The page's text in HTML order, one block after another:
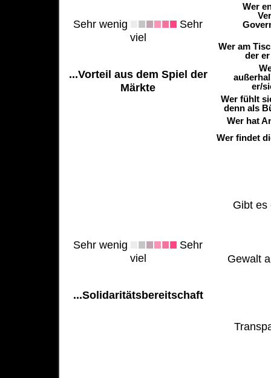
Sehr wenig
Sehr
viel
...Vorteil aus dem Spiel der
Märkte
Sehr wenig
Sehr
viel
...Solidaritätsbereitschaft
Wer
Wer am
der
er/
Wer fühlt
denn als
Wer hat
Wer findet
Gibt es
Gewalt